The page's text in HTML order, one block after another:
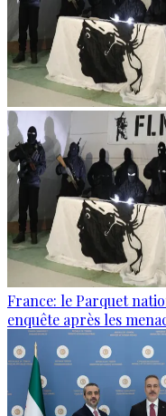
France: le Parquet
enquête après les